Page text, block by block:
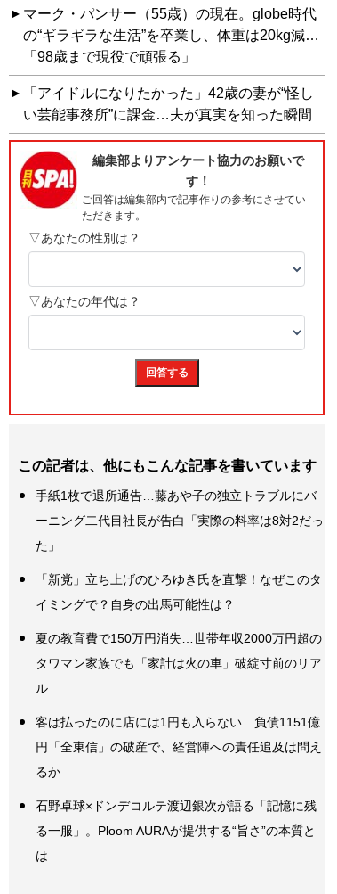
マーク・パンサー（55歳）の現在。globe時代
の“ギラギラな生活”を卒業し、体重は20kg減…
「98歳まで現役で頑張る」
「アイドルになりたかった」42歳の妻が“怪し
い芸能事務所”に課金…夫が真実を知った瞬間
この記者は、他にもこんな記事を書いています
手紙1枚で退所通告…藤あや子の独立トラブルにバ
ーニング二代目社長が告白「実際の料率は8対2だっ
た」
「新党」立ち上げのひろゆき氏を直撃！なぜこのタ
イミングで？自身の出馬可能性は？
夏の教育費で150万円消失…世帯年収2000万円超の
タワマン家族でも「家計は火の車」破綻寸前のリア
ル
客は払ったのに店には1円も入らない…負債1151億
円「全東信」の破産で、経営陣への責任追及は問え
るか
石野卓球×ドンデコルテ渡辺銀次が語る「記憶に残
る一服」。Ploom AURAが提供する“旨さ”の本質と
は